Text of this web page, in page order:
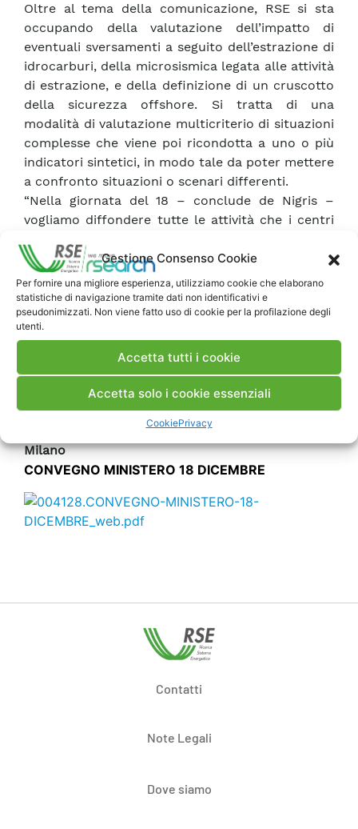
Gestione Consenso Cookie
Per fornire una migliore esperienza, utilizziamo cookie che elaborano
statistiche di navigazione tramite dati non identificativi e
pseudonimizzati. Non viene fatto uso di cookie per la profilazione degli
utenti.
Accetta tutti i cookie
Accetta solo i cookie essenziali
CookiePrivacy
Oltre al tema della comunicazione, RSE si sta
occupando della valutazione dell’impatto di
eventuali sversamenti a seguito dell’estrazione di
idrocarburi, della microsismica legata alle attività
di estrazione, e della definizione di un cruscotto
della sicurezza offshore. Si tratta di una
modalità di valutazione multicriterio di situazioni
complesse che viene poi ricondotta a uno o più
indicatori sintetici, in modo tale da poter mettere
a confronto situazioni o scenari differenti.
“Nella giornata del 18 – conclude de Nigris –
vogliamo diffondere tutte le attività che i centri
iniziativa stanno conducendo e i risultati fin qui
conseguiti, dimostrando quanto la
comunicazione stessa possa diventare
innovativa”.
comunicazione dell’innovazione.
Ambrosianeum Fondazione Culturale
Via delle Ore 3
18 dicembre 2017 – Ore 10.30
Milano
CONVEGNO MINISTERO 18 DICEMBRE
Contatti
Note Legali
Dove siamo